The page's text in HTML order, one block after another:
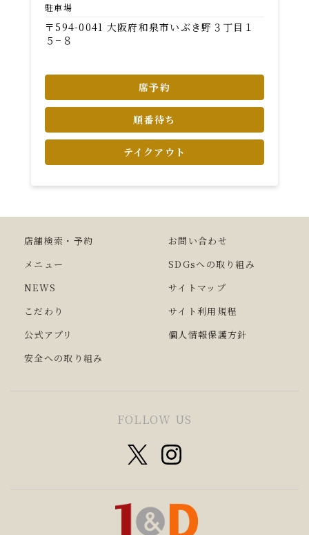
駐車場
〒594-0041 大阪府和泉市いぶき野３丁目１
５−８
席予約
順番待ち
テイクアウト
店舗検索・予約
メニュー
NEWS
こだわり
公式アプリ
安全への取り組み
お問い合わせ
SDGsへの取り組み
サイトマップ
サイト利用規程
個人情報保護方針
FOLLOW US